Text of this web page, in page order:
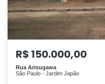
R$ 150.000,00
Rua Arisugawa
São Paulo - Jardim Japão